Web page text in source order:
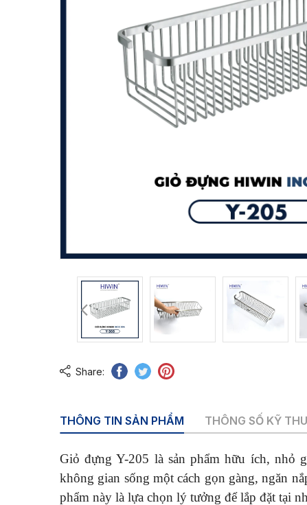
Share:
THÔNG TIN SẢN PHẨM THÔNG SỐ KỸ
Giỏ đựng Y-205 là sản phẩm hữu ích, nhỏ
không gian sống một cách gọn gàng, ngăn
phẩm này là lựa chọn lý tưởng để lắp đặt tại